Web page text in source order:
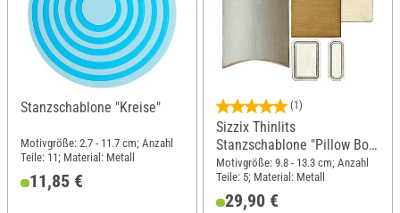
Stanzschablone "Kreise"
Motivgröße: 2.7 - 11.7 cm; Anzahl
Teile: 11; Material: Metall
11,85 €
(1)
Sizzix Thinlits
Stanzschablone "Pillow Box
+ Bag by Tim Holtz"
Motivgröße: 9.8 - 13.3 cm; Anzahl
Teile: 5; Material: Metall
29,90 €